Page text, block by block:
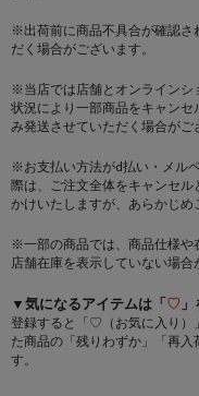
※出荷前に商品不具合が確認さ
だく場合がございます。
※当店では店舗とオンラインシ
状況により一部商品をキャン
み発送させていただく場合がご
※お支払い方法がd払い・メル
際は、ご注文全体をキャンセ
かけいたしますが、あらかじめ
※一部の商品では、商品仕様や
店舗在庫を表示していない場合
▼気になるアイテムは「♡
登録すると「♡（お気に入り）
た商品の「残りわずか」「再
す。